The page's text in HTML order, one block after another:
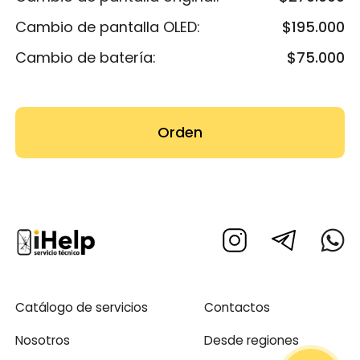
Cambio de pantalla OLED:
$195.000
Cambio de batería:
$75.000
Orden
Catálogo de servicios
Contactos
Nosotros
Desde regiones